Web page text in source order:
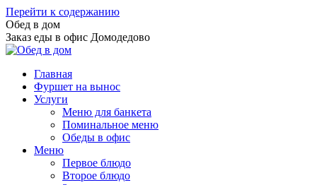
Перейти к содержанию
Обед в дом
Заказ еды в офис Домодедово
Главная
Фуршет на вынос
Услуги
Меню для банкета
Поминальное меню
Обеды в офис
Меню
Первое блюдо
Второе блюдо